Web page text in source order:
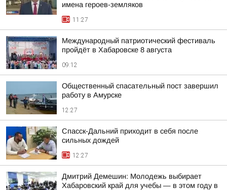
имена героев-земляков
11:27
Международный патриотический фестиваль
пройдёт в Хабаровске 8 августа
09:12
Общественный спасательный пост завершил
работу в Амурске
12:27
Спасск-Дальний приходит в себя после
сильных дождей
12:27
Дмитрий Демешин: Молодежь выбирает
Хабаровский край для учебы — в этом году в